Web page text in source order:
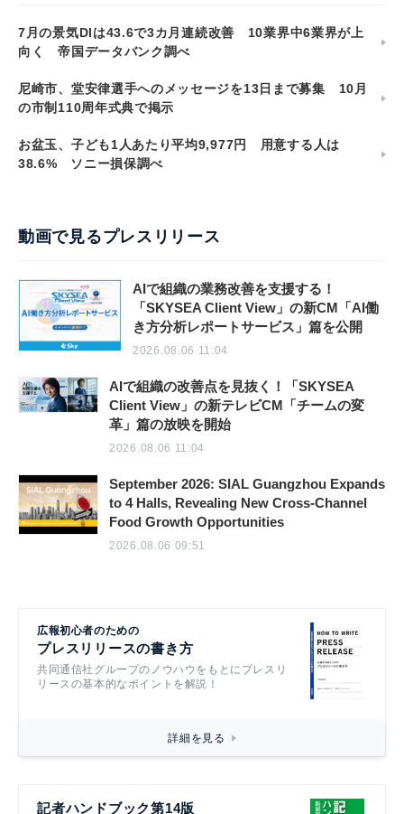
7月の景気DIは43.6で3カ月連続改善 10業界中6業界が上
向く 帝国データバンク調べ
尼崎市、堂安律選手へのメッセージを13日まで募集 10月
の市制110周年式典で掲示
お盆玉、子ども1人あたり平均9,977円 用意する人は
38.6% ソニー損保調べ
動画で見るプレスリリース
AIで組織の業務改善を支援する！
「SKYSEA Client View」の新CM「AI働
き方分析レポートサービス」篇を公開
2026.08.06 11:04
AIで組織の改善点を見抜く！「SKYSEA
Client View」の新テレビCM「チームの変
革」篇の放映を開始
2026.08.06 11:04
September 2026: SIAL Guangzhou Expands
to 4 Halls, Revealing New Cross-Channel
Food Growth Opportunities
2026.08.06 09:51
広報初心者のための
プレスリリースの書き方
共同通信社グループのノウハウをもとにプレスリ
リースの基本的なポイントを解説！
詳細を見る
記者ハンドブック第14版